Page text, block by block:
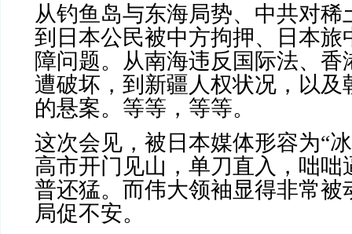
从钓鱼岛与东海局势、中共对稀
到日本公民被中方拘押、日本旅
障问题。从南海违反国际法、香
遭破坏，到新疆人权状况，以及
的悬案。等等，等等。
这次会见，被日本媒体形容为“
高市开门见山，单刀直入，咄咄
普还猛。而伟大领袖显得非常被
局促不安。